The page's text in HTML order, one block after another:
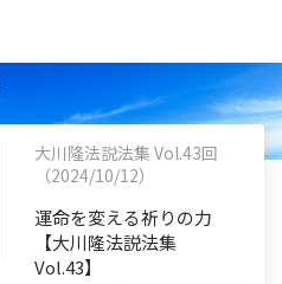
大川隆法説法集 Vol.43回
（2024/10/12）
運命を変える祈りの力
【大川隆法説法集
Vol.43】